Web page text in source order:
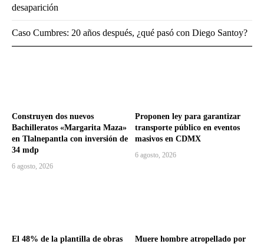
Construyen dos nuevos
Bachilleratos «Margarita Maza»
en Tlalnepantla con inversión de
34 mdp
6 agosto, 2026
Proponen ley para garantizar
transporte público en eventos
masivos en CDMX
6 agosto, 2026
El 48% de la plantilla de obras
Muere hombre atropellado por
desaparición
Caso Cumbres: 20 años después, ¿qué pasó con Diego Santoy?